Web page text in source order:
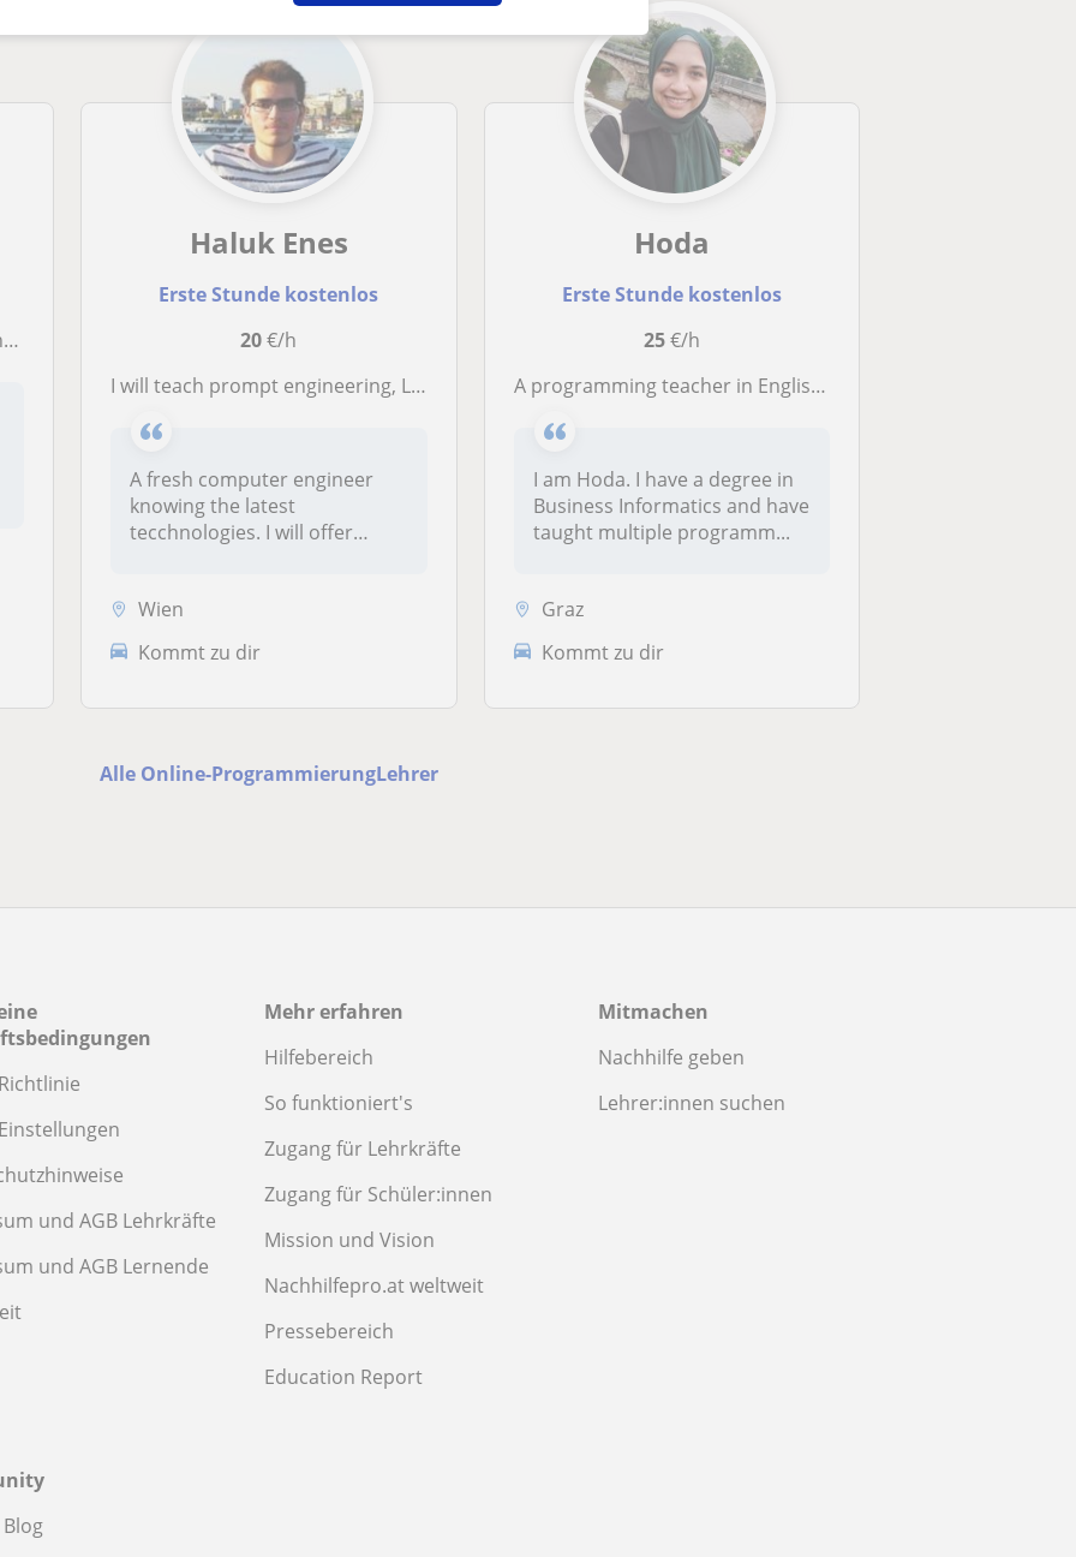
Haluk Enes
Erste Stunde kostenlos
20€/h
I will teach prompt engineering, Linux usage, programming, openclaw
A fresh computer engineer
knowing the latest
tecchnologies. I will offer
Wien
Kommt zu dir
Hoda
Erste Stunde kostenlos
25€/h
A programming teacher in English for all ages
I am Hoda. I have a degree in
Business Informatics and have
taught multiple programm...
Graz
Kommt zu dir
Alle Online-ProgrammierungLehrer
und AGB Lehrkräfte
und AGB Lernende
Mehr erfahren
Hilfebereich
So funktioniert's
Zugang für Lehrkräfte
Zugang für Schüler:innen
Mission und Vision
Nachhilfepro.at weltweit
Pressebereich
Education Report
Mitmachen
Nachhilfe geben
Lehrer:innen suchen